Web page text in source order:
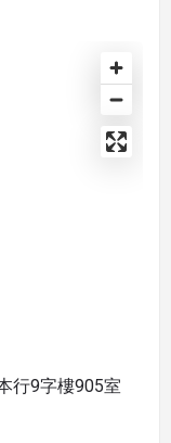
行9字樓905室